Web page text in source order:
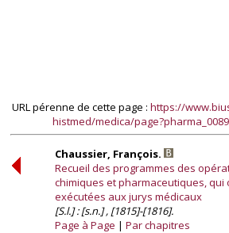
URL pérenne de cette page : https://
histmed/medica/
Chaussier, François.
Recueil des programmes des
chimiques et pharmaceutiques, qui
exécutées aux jurys médicaux
[S.l.] : [s.n.] , [1815]-[1816].
Page à Page
Par chapitres